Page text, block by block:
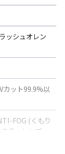
を支える定番モ
保し、痛みを感
者まで幅広く愛
です。
ッシュオレン
カット99.9%以
FOG (くもり
ミラーレンズ